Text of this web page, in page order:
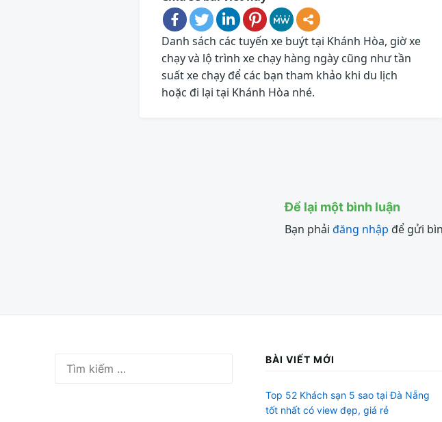
Danh sách các tuyến xe buýt tại Khánh Hòa, giờ xe
chạy và lộ trình xe chạy hàng ngày cũng như tần
suất xe chạy để các bạn tham khảo khi du lịch
hoặc đi lại tại Khánh Hòa nhé.
Để lại một bình luận
Bạn phải đăng nhập để gửi
kiếm
BÀI VIẾT MỚI
Top 52 Khách sạn 5 sao tại Đà Nẵng
tốt nhất có view đẹp, giá rẻ